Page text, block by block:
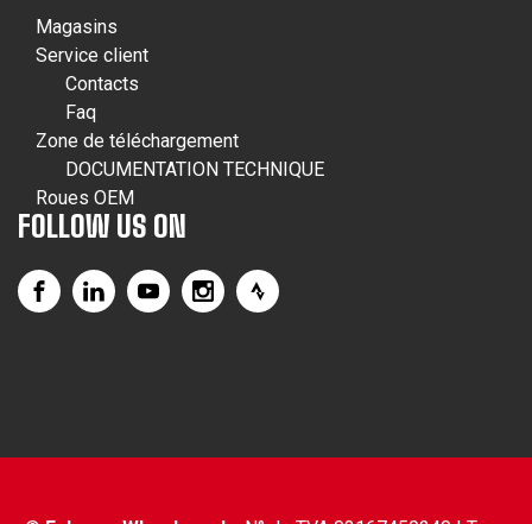
Magasins
Service client
Contacts
Faq
Zone de téléchargement
DOCUMENTATION TECHNIQUE
Roues OEM
FOLLOW US ON